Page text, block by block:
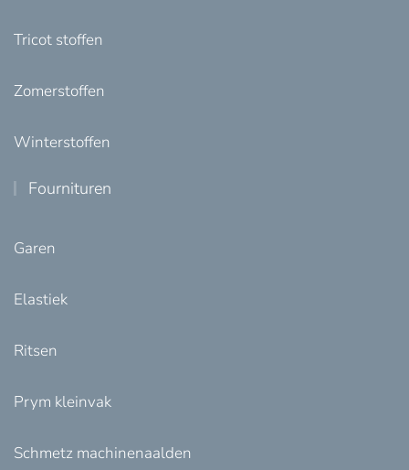
Tricot stoffen
Zomerstoffen
Winterstoffen
Fournituren
Garen
Elastiek
Ritsen
Prym kleinvak
Schmetz machinenaalden